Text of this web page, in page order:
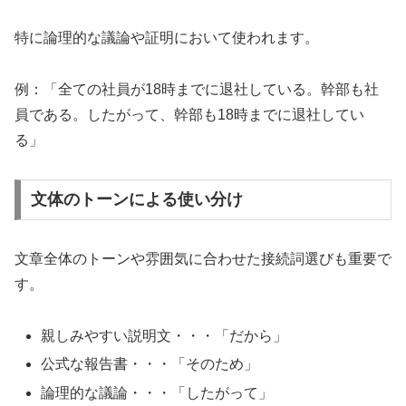
特に論理的な議論や証明において使われます。
例：「全ての社員が18時までに退社している。幹部も社
員である。したがって、幹部も18時までに退社してい
る」
文体のトーンによる使い分け
文章全体のトーンや雰囲気に合わせた接続詞選びも重要で
す。
親しみやすい説明文・・・「だから」
公式な報告書・・・「そのため」
論理的な議論・・・「したがって」